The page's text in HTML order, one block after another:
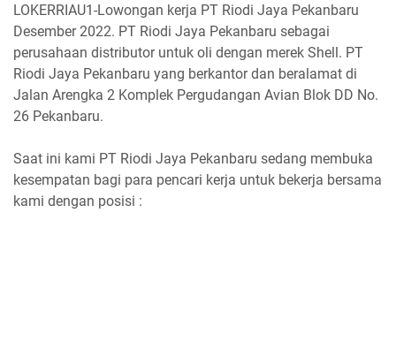
LOKERRIAU1-Lowongan kerja PT Riodi Jaya Pekanbaru
Desember 2022. PT Riodi Jaya Pekanbaru sebagai
perusahaan distributor untuk oli dengan merek Shell. PT
Riodi Jaya Pekanbaru yang berkantor dan beralamat di
Jalan Arengka 2 Komplek Pergudangan Avian Blok DD No.
26 Pekanbaru.
Saat ini kami PT Riodi Jaya Pekanbaru sedang membuka
kesempatan bagi para pencari kerja untuk bekerja bersama
kami dengan posisi :